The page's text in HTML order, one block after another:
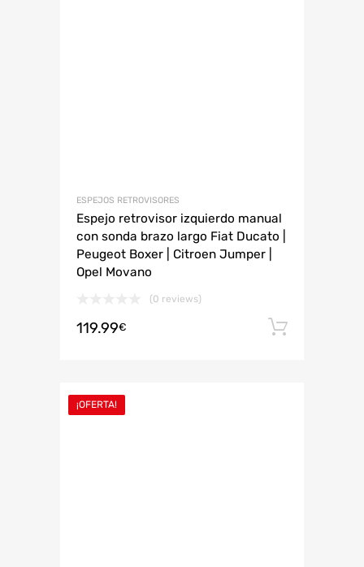
ESPEJOS RETROVISORES
Espejo retrovisor izquierdo manual
con sonda brazo largo Fiat Ducato |
Peugeot Boxer | Citroen Jumper |
Opel Movano
(0 reviews)
119.99€
¡OFERTA!